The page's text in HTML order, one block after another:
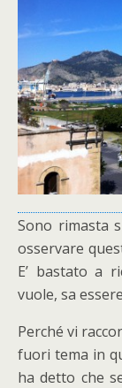
Sono rimasta
osservare
E’ bastato a
vuole, sa
Perché vi
fuori tema in
ha detto che